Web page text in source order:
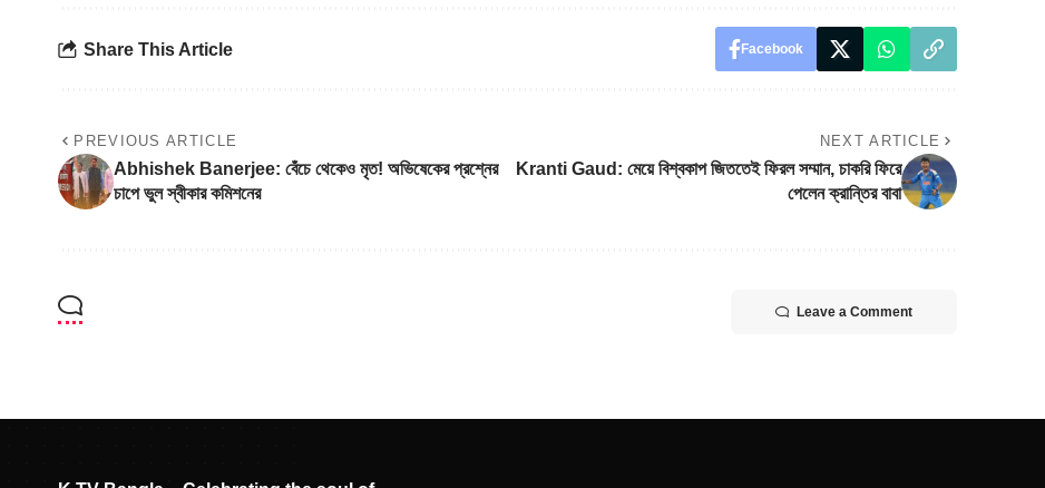
Share This Article Facebook
PREVIOUS ARTICLE
Abhishek Banerjee: বেঁচে থেকেও মৃত! অভিষেকের প্রশ্নের
চাপে ভুল স্বীকার কমিশনের
NEXT ARTICLE
Kranti Gaud: মেয়ে বিশ্বকাপ জিততেই ফিরল সম্মান, চাকরি ফিরে
পেলেন ক্রান্তির বাবা
Leave a Comment